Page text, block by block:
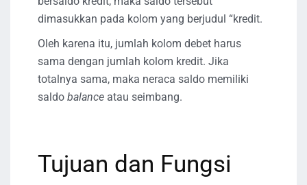
dimasukkan pada kolom yang berjudul “kredit.
Oleh karena itu, jumlah kolom debet harus
sama dengan jumlah kolom kredit. Jika
totalnya sama, maka neraca saldo memiliki
saldo balance atau seimbang.
Tujuan dan Fungsi